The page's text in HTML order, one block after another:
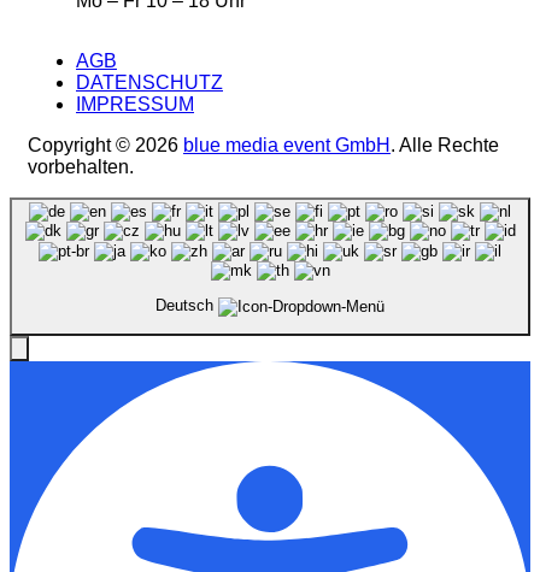
AGB
DATENSCHUTZ
IMPRESSUM
Copyright © 2026 blue media event GmbH . Alle Rechte
vorbehalten.
Deutsch